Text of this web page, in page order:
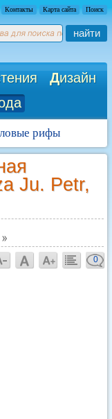
Контакты Карта сайта Поиск
найти
Дизайн
рифы
Ju. Petr,
0